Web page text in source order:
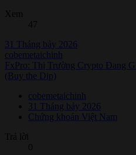
Xem
47
31 Tháng bảy 2026
cobemetaichinh
FxPro: Thị Trường Crypto Đang
(Buy the Dip)
cobemetaichinh
31 Tháng bảy 2026
Chứng khoán Việt Nam
Trả lời
0